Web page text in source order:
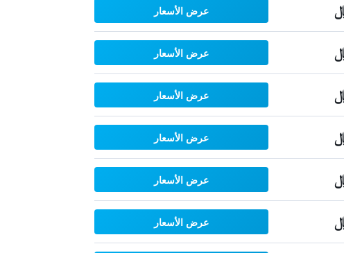
عرض الأسعار
عرض الأسعار
عرض الأسعار
عرض الأسعار
عرض الأسعار
عرض الأسعار